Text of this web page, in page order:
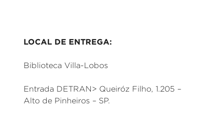
LOCAL DE ENTREGA:
Biblioteca Villa-Lobos
Entrada DETRAN> Queiróz Filho, 1.205 –
Alto de Pinheiros – SP.